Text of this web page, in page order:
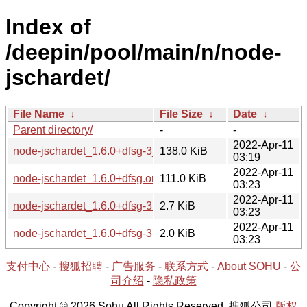
Index of
/deepin/pool/main/n/node-
jschardet/
File Name ↓ File Size ↓ Date ↓
Parent directory/
-
-
node-jschardet_1.6.0+dfsg-3_all.deb
138.0 KiB
2022-Apr-11
03:19
node-jschardet_1.6.0+dfsg.orig.tar.xz
111.0 KiB
2022-Apr-11
03:23
node-jschardet_1.6.0+dfsg-3.debian.tar.xz
2.7 KiB
2022-Apr-11
03:23
node-jschardet_1.6.0+dfsg-3.dsc2.0 KiB
2022-Apr-11
03:23
支付中心 - 搜狐招聘 - 广告服务 - 联系方式 - About SOHU - 公
司介绍 - 隐私政策